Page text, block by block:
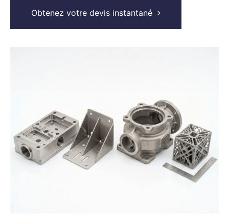
Obtenez votre devis instantané